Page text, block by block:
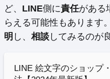
ど、 LINE側に責任がある
らえる可能性もあります。
明 し、 相談 してみるのが
LINE 絵文字のショップ